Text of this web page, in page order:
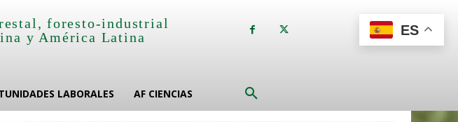
foresto-industrial
y América Latina
LABORALES AF CIENCIAS
ES